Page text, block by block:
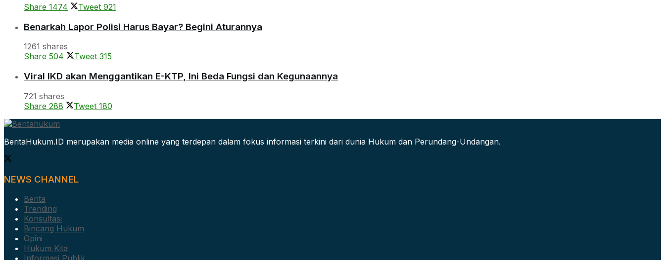
Share 1474 Tweet 921
Benarkah Lapor Polisi Harus Bayar? Begini Aturannya
1261 shares
Share 504 Tweet 315
Viral IKD akan Menggantikan E-KTP, Ini Beda Fungsi dan Kegunaannya
721 shares
Share 288 Tweet 180
BeritaHukum.ID merupakan media online yang terdepan dalam fokus informasi terkini dari dunia Hukum dan Perundang-Undangan.
NEWS CHANNEL
Berita
Trending
Konsultasi
Bincang Hukum
Opini
Hukum Kita